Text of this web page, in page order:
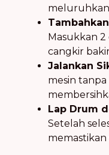
Masukkan
cangkir
Jalankan
mesin
Lap Drum
Setelah